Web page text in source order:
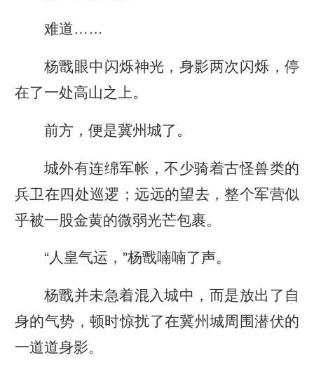
难道……
杨戬眼中闪烁神光，身影两次闪烁，停
在了一处高山之上。
前方，便是冀州城了。
城外有连绵军帐，不少骑着古怪兽类的
兵卫在四处巡逻；远远的望去，整个军营似
乎被一股金黄的微弱光芒包裹。
“人皇气运，”杨戬喃喃了声。
杨戬并未急着混入城中，而是放出了自
身的气势，顿时惊扰了在冀州城周围潜伏的
一道道身影。